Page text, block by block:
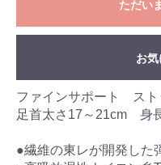
ただい
お
ファインサポート スト
足首太さ17～21cm 身
●繊維の東レが開発した